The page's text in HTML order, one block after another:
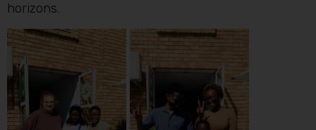
horizons.